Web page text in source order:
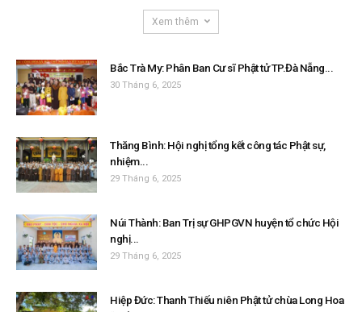
Xem thêm
Bắc Trà My: Phân Ban Cư sĩ Phật tử TP.Đà Nẵng...
30 Tháng 6, 2025
Thăng Bình: Hội nghị tổng kết công tác Phật sự,
nhiệm...
29 Tháng 6, 2025
Núi Thành: Ban Trị sự GHPGVN huyện tổ chức Hội
nghị...
29 Tháng 6, 2025
Hiệp Đức: Thanh Thiếu niên Phật tử chùa Long Hoa